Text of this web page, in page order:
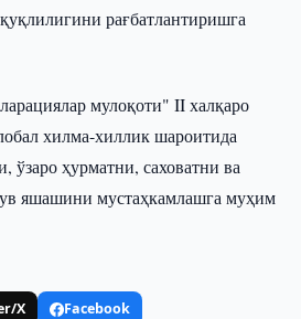
рағбатлантиришга
мулоқоти" II халқаро
хилма-хиллик шароитида
ўзаро ҳурматни, саховатни ва
яшашини мустаҳкамлашга муҳим
X
Facebook